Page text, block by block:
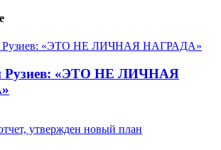
Рузиев: «ЭТО НЕ ЛИЧНАЯ